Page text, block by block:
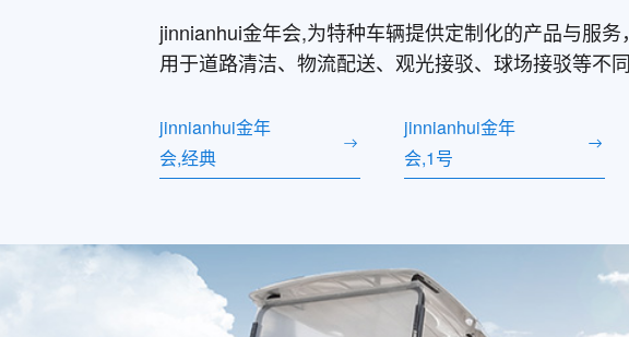
jinnianhui金年会,为特种车辆提供定制化的产品与服
用于道路清洁、物流配送、观光接驳、球场接驳等不同
jinnianhui金年
会,经典
jinnianhui金年
会,1号